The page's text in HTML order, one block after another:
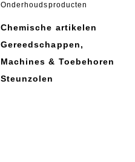
Onderhoudsproducten
Chemische artikelen
Gereedschappen,
Machines & Toebehoren
Steunzolen